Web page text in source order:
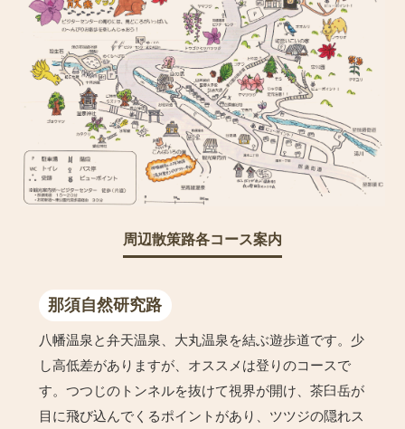
周辺散策路各コース案内
那須自然研究路
八幡温泉と弁天温泉、大丸温泉を結ぶ遊歩道です。少
し高低差がありますが、オススメは登りのコースで
す。つつじのトンネルを抜けて視界が開け、茶臼岳が
目に飛び込んでくるポイントがあり、ツツジの隠れス